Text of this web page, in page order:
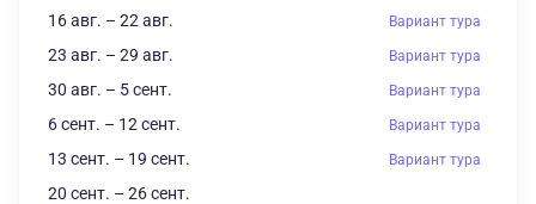
16 авг. – 22 авг. Вариант тура
23 авг. – 29 авг. Вариант тура
30 авг. – 5 сент. Вариант тура
6 сент. – 12 сент. Вариант тура
13 сент. – 19 сент. Вариант тура
20 сент. – 26 сент.